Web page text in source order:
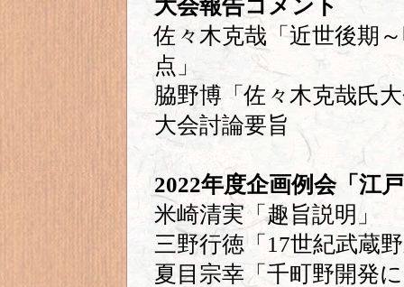
大会報告コメント
佐々木克哉「近世後期
点」
脇野博「佐々木克哉氏
大会討論要旨
2022年度企画例会「江
米崎清実「趣旨説明」
三野行徳「17世紀武蔵
夏目宗幸「千町野開発